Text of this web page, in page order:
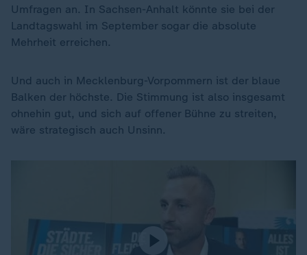
Umfragen an. In Sachsen-Anhalt könnte sie bei der
Landtagswahl im September sogar die absolute
Mehrheit erreichen.
Und auch in Mecklenburg-Vorpommern ist der blaue
Balken der höchste. Die Stimmung ist also insgesamt
ohnehin gut, und sich auf offener Bühne zu streiten,
wäre strategisch auch Unsinn.